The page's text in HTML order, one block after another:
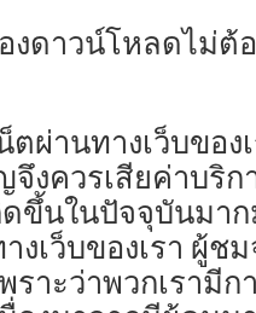
งดาวน์โหลดไม่ต้
ผ่านทางเว็บของ
งควรเสียค่าบริก
ขึ้นในปัจจุบันมาก
งเว็บของเรา ผู้ช
าะว่าพวกเรามีก